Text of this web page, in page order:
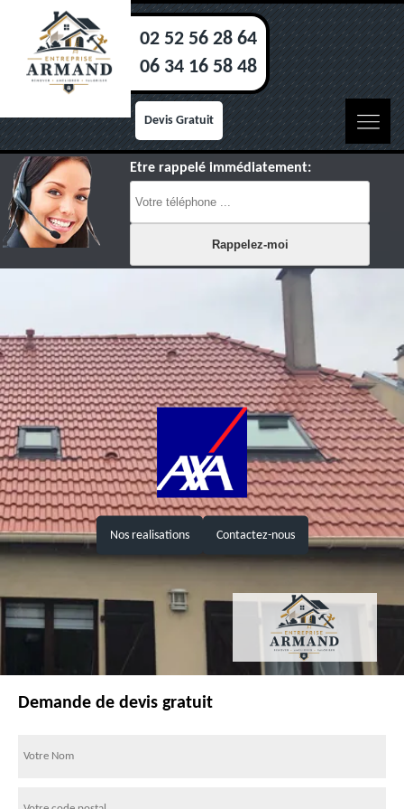
02 52 56 28 64
06 34 16 58 48
Devis Gratuit
Etre rappelé immédiatement:
Nos realisations Contactez-nous
Demande de devis gratuit